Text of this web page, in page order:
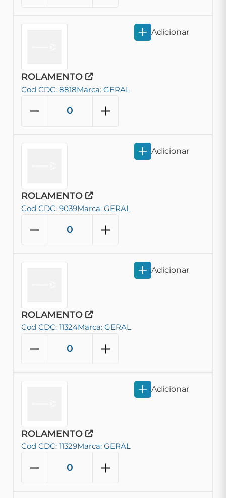
ROLAMENTO
Cod CDC: 8818Marca: GERAL
Adicionar
ROLAMENTO
Cod CDC: 9039Marca: GERAL
Adicionar
ROLAMENTO
Cod CDC: 11324Marca: GERAL
Adicionar
ROLAMENTO
Cod CDC: 11329Marca: GERAL
Adicionar